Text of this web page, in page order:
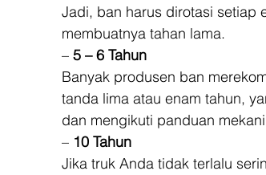
Jadi, ban harus dirotasi setiap
membuatnya tahan lama.
– 5 – 6 Tahun
Banyak produsen ban
tanda lima atau enam tahun,
dan mengikuti panduan
– 10 Tahun
Jika truk Anda tidak terlalu